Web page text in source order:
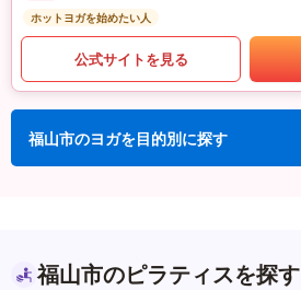
ホットヨガを始めたい人
公式サイトを見る
福山市のヨガを目的別に探す
福山市のピラティスを探す